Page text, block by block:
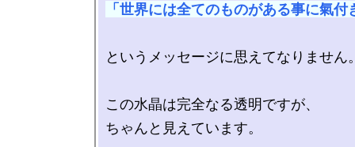
「世界には全てのものがある事に氣付
というメッセージに思えてなりません
この水晶は完全なる透明ですが、